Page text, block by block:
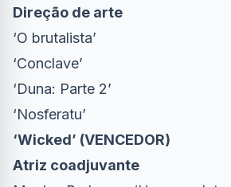
Direção de arte
‘O brutalista’
‘Conclave’
‘Duna: Parte 2’
‘Nosferatu’
‘Wicked’ (VENCEDOR)
Atriz coadjuvante